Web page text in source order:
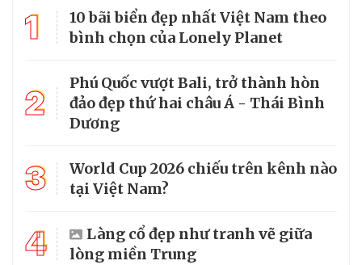
1
10 bãi biển đẹp nhất Việt Nam theo
bình chọn của Lonely Planet
2
Phú Quốc vượt Bali, trở thành hòn
đảo đẹp thứ hai châu Á - Thái Bình
Dương
3
World Cup 2026 chiếu trên kênh nào
tại Việt Nam?
4
Làng cổ đẹp như tranh vẽ giữa
lòng miền Trung